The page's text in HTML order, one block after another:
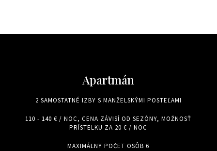
Apartmán
2 SAMOSTATNÉ IZBY S MANŽELSKÝMI POSTEĽAMI
110 - 140 € / NOC, CENA ZÁVISÍ OD SEZÓNY, MOŽNOSŤ
PRÍSTELKU ZA 20 € / NOC
MAXIMÁLNY POČET OSÔB 6